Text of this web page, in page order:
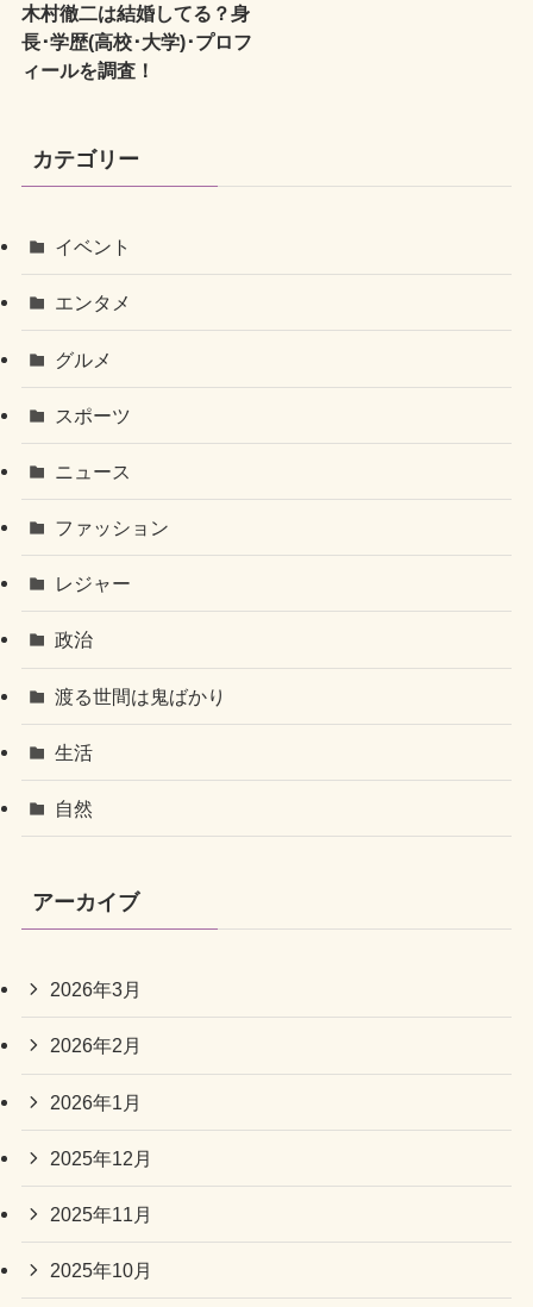
木村徹二は結婚してる？身
長･学歴(高校･大学)･プロフ
ィールを調査！
カテゴリー
イベント
エンタメ
グルメ
スポーツ
ニュース
ファッション
レジャー
政治
渡る世間は鬼ばかり
生活
自然
アーカイブ
2026年3月
2026年2月
2026年1月
2025年12月
2025年11月
2025年10月